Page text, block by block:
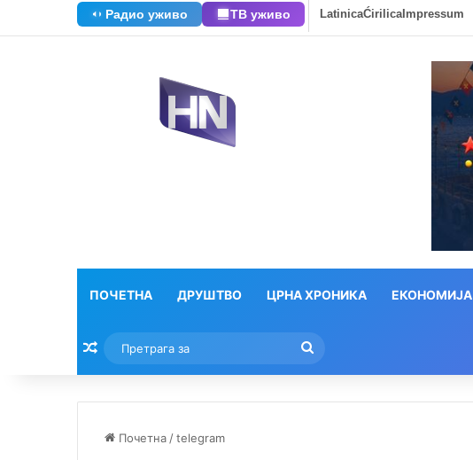
Радио уживо ТВ уживо LatinicaĆirilicaImpressum
ПОЧЕТНА ДРУШТВО ЦРНА ХРОНИКА ЕКОНОМИЈА
Насумични текстови
за
Почетна /telegram